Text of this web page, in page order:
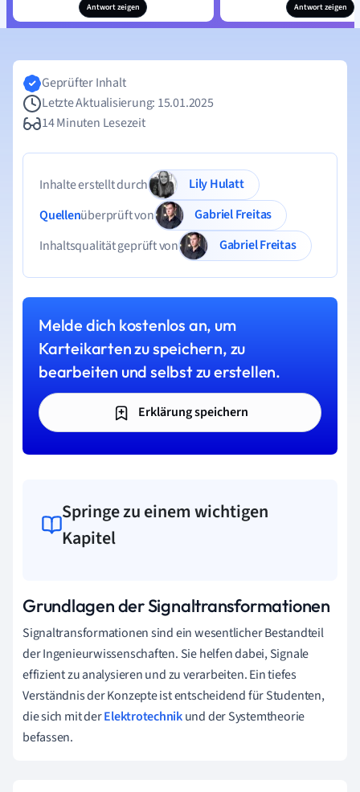
Antwort zeigen Antwort zeigen
Geprüfter Inhalt
Letzte Aktualisierung: 15.01.2025
14 Minuten Lesezeit
Inhalte erstellt durch
Lily Hulatt
Quellenüberprüft von
Gabriel Freitas
Inhaltsqualität geprüft von
Gabriel Freitas
Melde dich kostenlos an, um
Karteikarten zu speichern, zu
bearbeiten und selbst zu erstellen.
Erklärung speichern
Springe zu einem wichtigen
Kapitel
Grundlagen der Signaltransformationen
Signaltransformationen sind ein wesentlicher Bestandteil
der Ingenieurwissenschaften. Sie helfen dabei, Signale
effizient zu analysieren und zu verarbeiten. Ein tiefes
Verständnis der Konzepte ist entscheidend für Studenten,
die sich mit derElektrotechnikund der Systemtheorie
befassen.